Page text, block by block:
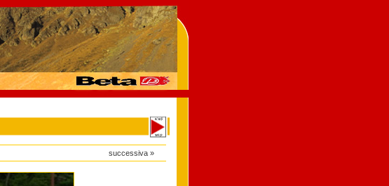
successiva »